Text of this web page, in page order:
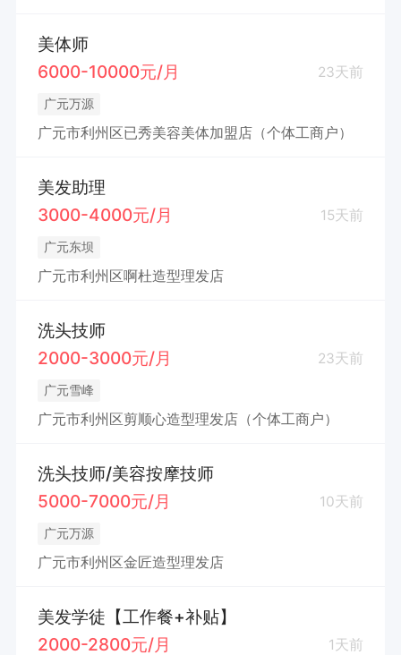
美体师
6000-10000元/月
23天前
广元万源
广元市利州区已秀美容美体加盟店（个体工商户）
美发助理
3000-4000元/月
15天前
广元东坝
广元市利州区啊杜造型理发店
洗头技师
2000-3000元/月
23天前
广元雪峰
广元市利州区剪顺心造型理发店（个体工商户）
洗头技师/美容按摩技师
5000-7000元/月
10天前
广元万源
广元市利州区金匠造型理发店
美发学徒【工作餐+补贴】
2000-2800元/月
1天前